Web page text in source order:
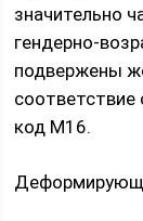
значительно
гендерно-
подвержены
код М16.